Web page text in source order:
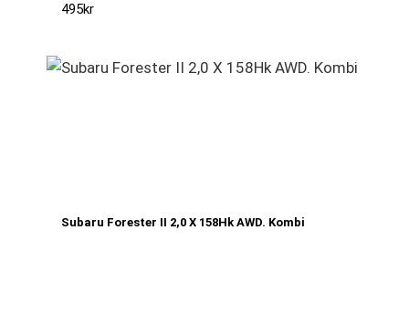
495kr
Subaru Forester II 2,0 X 158Hk AWD. Kombi